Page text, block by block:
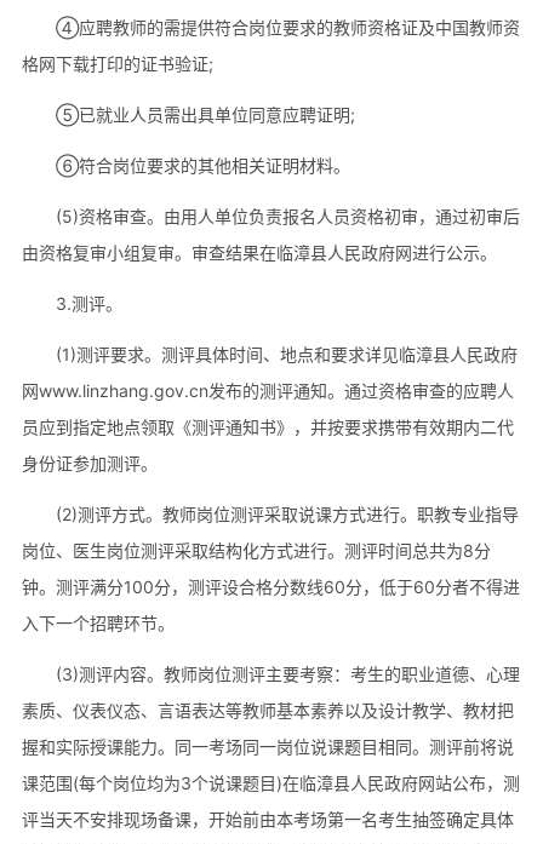
④应聘教师的需提供符合岗位要求的教师资格证及中国教师资
格网下载打印的证书验证;
⑤已就业人员需出具单位同意应聘证明;
⑥符合岗位要求的其他相关证明材料。
(5)资格审查。由用人单位负责报名人员资格初审，通过初审后
由资格复审小组复审。审查结果在临漳县人民政府网进行公示。
3.测评。
(1)测评要求。测评具体时间、地点和要求详见临漳县人民政府
网www.linzhang.gov.cn发布的测评通知。通过资格审查的应聘人
员应到指定地点领取《测评通知书》，并按要求携带有效期内二代
身份证参加测评。
(2)测评方式。教师岗位测评采取说课方式进行。职教专业指导
岗位、医生岗位测评采取结构化方式进行。测评时间总共为8分
钟。测评满分100分，测评设合格分数线60分，低于60分者不得进
入下一个招聘环节。
(3)测评内容。教师岗位测评主要考察：考生的职业道德、心理
素质、仪表仪态、言语表达等教师基本素养以及设计教学、教材把
握和实际授课能力。同一考场同一岗位说课题目相同。测评前将说
课范围(每个岗位均为3个说课题目)在临漳县人民政府网站公布，测
评当天不安排现场备课，开始前由本考场第一名考生抽签确定具体